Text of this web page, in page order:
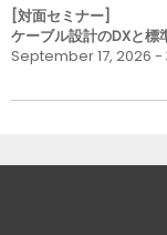
[対面セミナー]
ケーブル設計のDXと
September 17, 2026 -